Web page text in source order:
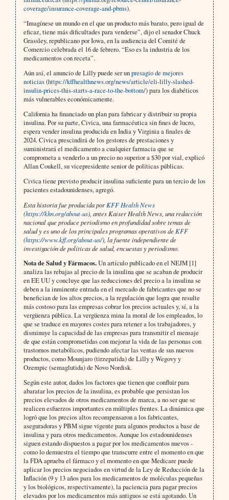
coverage/insurance-coverage-and-pbms).
“Imagínese un mundo en el que un producto más barato, pero igual de
eficaz, tiene más dificultades para venderse”, dijo el senador Chuck
Grassley, republicano por Iowa, en la audiencia del Comité de
Comercio celebrada el 16 de febrero. “Eso es la industria de los
medicamentos con receta”.
Aún así, el anuncio de Lilly puede ser unpresagio de mejores
noticias(https://kffhealthnews.org/news/article/eli-lilly-slashed-
insulin-prices-this-starts-a-race-to-the-bottom/) para los diabéticos
más vulnerables económicamente.
Californiaha financiado un plan para fabricar y distribuir su propia
insulina. Por su parte, Civica, una farmacéutica sin fines de lucro,
espera vender insulina producida en India y Virginia a finales de
2024. Civica prescindirá de los gestores de prestaciones y
suministrará el medicamento a cualquier farmacia que se
comprometa a venderlo a un precio no superior a $30 por vial, explicó
Allan Coukell, su vicepresidente senior de políticas públicas.
Civica tiene previsto producir insulina suficiente para un tercio de los
pacientes estadounidenses, agregó.
Esta historia fue producida porKFF Health News
(https://khn.org/about-us), antes Kaiser Health News, una redacción
nacional que produce periodismo en profundidad sobre temas de
salud y es uno de los principales programas operativos de KFF
(https://www.kff.org/about-us/), la fuente independiente de
investigación de políticas de salud, encuestas y periodismo.
Nota de Salud y Fármacos.Un artículo publicado en el NEJM [1]
analiza las rebajas al precio de la insulina que se acaban de producir
en EE UU y concluye que las reducciones del precio a la insulina se
deben a la inminente entrada en el mercado de fabricantes que no se
benefician de los altos precios, a la regulación que logra que resulte
más costoso para las empresas cobrar los precios actuales y, sí, a la
vergüenza pública. La vergüenza mina la moral de los empleados, lo
que se traduce en mayores costes para retener a los trabajadores, y
disminuye la capacidad de las empresas para transmitir el mensaje
de que están comprometidas con mejorar la vida de las personas con
trastornos metabólicos, pudiendo afectar las ventas de sus nuevos
productos, como Mounjaro (tirzepatida) de Lilly y Wegovy y
Ozempic (semaglutida) de Novo Nordisk.
Según este autor, dados los factores que tienen que confluir para
abaratar los precios de la insulina, es probable que persistan los
precios elevados de otros medicamentos de marca, a no ser que se
realicen esfuerzos importantes en múltiples frentes. La dinámica que
logró que los precios altos recompensaron a los fabricantes,
aseguradoras y PBM sigue vigente para algunos productos a base de
insulina y para otros medicamentos. Aunque los estadounidenses
siguen estando dispuestos a pagar por los medicamentos nuevos -
como lo demuestra el tiempo que transcurre entre el momento en que
la FDA aprueba el fármaco y el momento en que Medicare puede
aplicar los precios negociados en virtud de la Ley de Reducción de la
Inflación (9 y 13 años para los medicamentos de moléculas pequeñas
y los biológicos, respectivamente), la paciencia para pagar precios
elevados por los medicamentos más antiguos se está agotando. Un